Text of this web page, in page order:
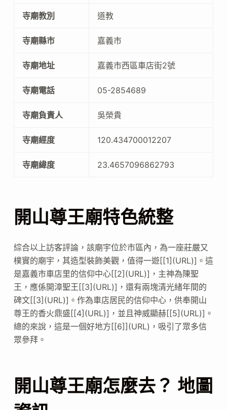
寺廟教別 道教
寺廟縣市 嘉義市
寺廟地址 嘉義市西區車店街2號
寺廟電話 05-2854689
寺廟負責人 吳榮貴
寺廟經度 120.434700012207
寺廟緯度 23.4657096862793
開山尊王廟特色統整
綜合以上訪客評論，該廟宇位於市區內，為一座莊嚴又
樸實的廟宇，其造型裝飾美觀，值得一遊[[1](URL)]。這
是嘉義市車店里的信仰中心[[2](URL)]，主神為陳聖
王，應係開漳聖王[[3](URL)]，還有兩塊清光緒年間的
碑文[[3](URL)]。作為車店居民的信仰中心，供奉開山
尊王的香火鼎盛[[4](URL)]，並且神威顯赫[[5](URL)]。
總的來說，這是一個好地方[[6]](URL)，吸引了眾多信
眾參拜。
開山尊王廟怎麼去？ 地圖